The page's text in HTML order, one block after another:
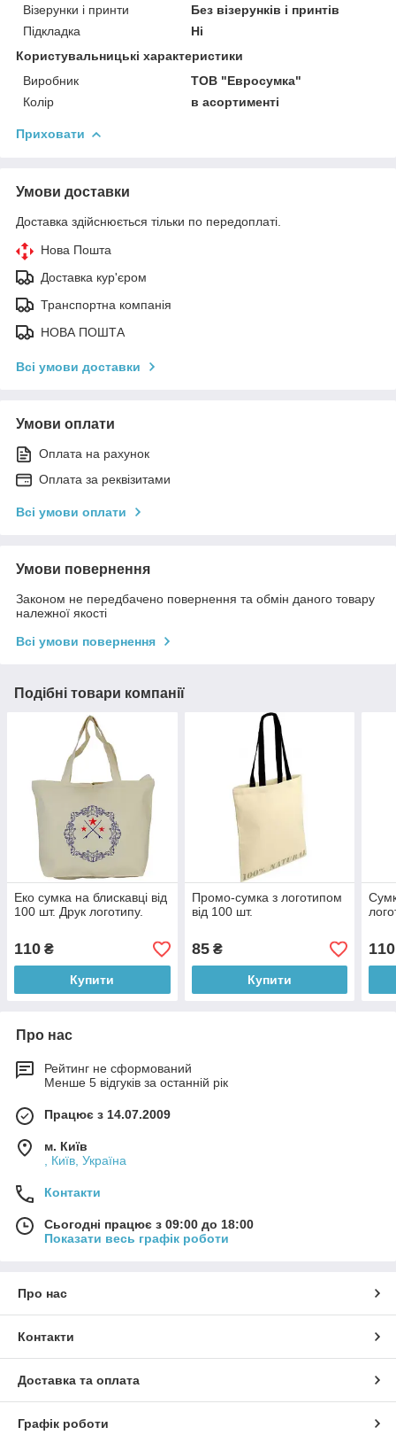
Візерунки і принти
Без візерунків і принтів
Підкладка
Ні
Користувальницькі характеристики
Виробник
ТОВ "Евросумка"
Колір
в асортименті
Приховати
Умови доставки
Доставка здійснюється тільки по передоплаті.
Нова Пошта
Доставка кур'єром
Транспортна компанія
НОВА ПОШТА
Всі умови доставки
Умови оплати
Оплата на рахунок
Оплата за реквізитами
Всі умови оплати
Умови повернення
Законом не передбачено повернення та обмін даного товару
належної якості
Всі умови повернення
Подібні товари компанії
Еко сумка на блискавці від
100 шт. Друк логотипу.
110 ₴
Купити
Промо-сумка з логотипом
від 100 шт.
85₴
Купити
110
Про нас
Рейтинг не сформований
Менше 5 відгуків за останній рік
Працює з 14.07.2009
м. Київ
, Київ, Україна
Контакти
Сьогодні працює з 09:00 до 18:00
Показати весь графік роботи
Про нас
Контакти
Доставка та оплата
Графік роботи